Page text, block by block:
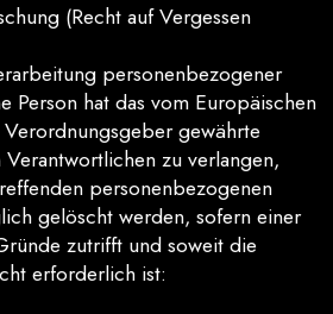
(Recht auf Vergessen
personenbezogener
Person hat das vom Europäischen
gewährte
zu verlangen,
personenbezogenen
gelöscht werden, sofern einer
zutrifft und soweit die
erforderlich ist: